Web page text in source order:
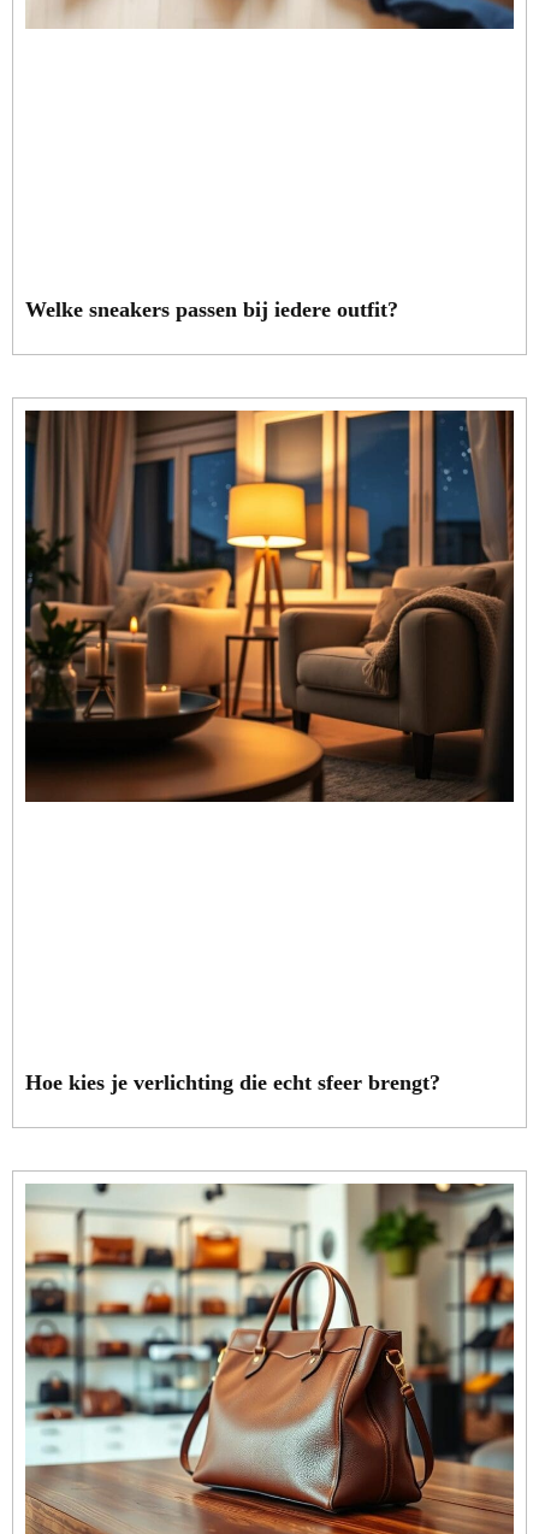
Welke sneakers passen bij iedere outfit?
Hoe kies je verlichting die echt sfeer brengt?